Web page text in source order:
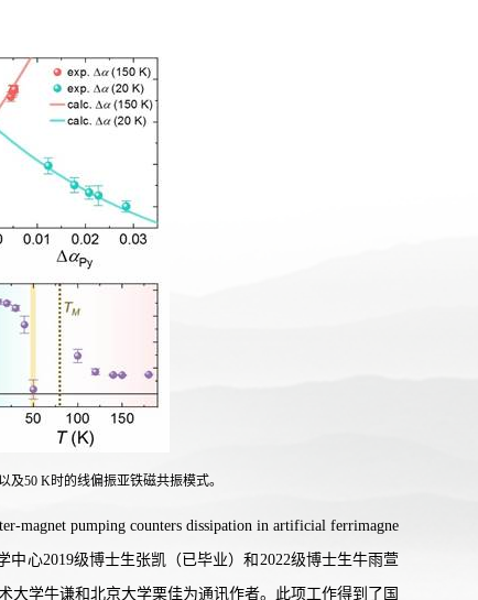
50 K时的线偏振亚铁磁共振模式。
pumping counters dissipation in artificial ferrimagne
中心2019级博士生张凯（已毕业）和2022级博士生牛雨萱
大学牛谦和北京大学栗佳为通讯作者。此项工作得到了国